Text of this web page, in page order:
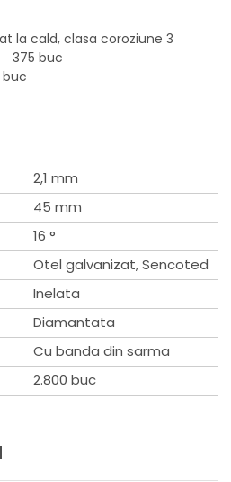
clasa coroziune 3
375 buc
2,1 mm
45 mm
16 °
Otel galvanizat, Sencoted
Inelata
Diamantata
Cu banda din sarma
2.800 buc